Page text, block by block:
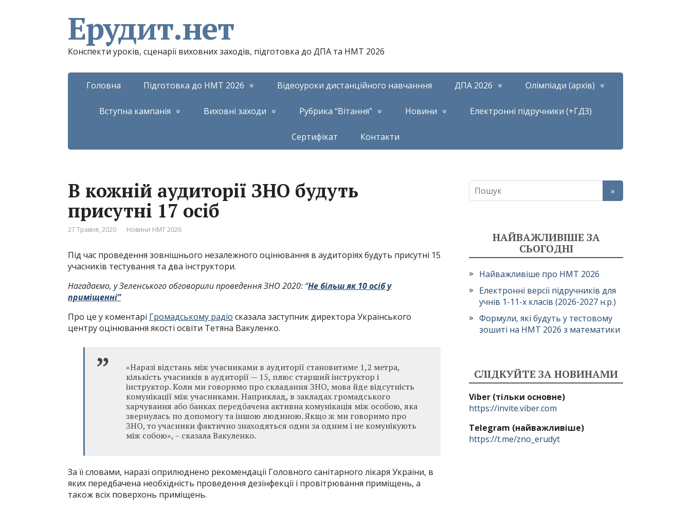
Ерудит.нет
Конспекти уроків, сценарії виховних заходів, підготовка до ДПА та НМТ 2026
Головна Підготовка до НМТ 2026 Відеоуроки дистанційного навчанння ДПА 2026 Олімпіади (архів)
Вступна кампанія Виховні заходи Рубрика “Вітання” Новини Електронні підручники (+ГДЗ)
Сертифікат Контакти
В кожній аудиторії ЗНО будуть
присутні 17 осіб
27 Травня, 2020 Новини НМТ 2026
Під час проведення зовнішнього незалежного оцінювання в аудиторіях будуть присутні 15
учасників тестування та два інструктори.
Нагадаємо, у Зеленського обговорили проведення ЗНО 2020: “Не більш як 10 осіб у
приміщенні”
Про це у коментарі Громадському радіо сказала заступник директора Українського
центру оцінювання якості освіти Тетяна Вакуленко.
«Наразі відстань між учасниками в аудиторії становитиме 1,2 метра,
кількість учасників в аудиторії — 15, плюс старший інструктор і
інструктор. Коли ми говоримо про складання ЗНО, мова йде відсутність
комунікації між учасниками. Наприклад, в закладах громадського
харчування або банках передбачена активна комунікація між особою, яка
звернулась по допомогу та іншою людиною. Якщо ж ми говоримо про
ЗНО, то учасники фактично знаходяться один за одним і не комунікують
між собою», – сказала Вакуленко.
За її словами, наразі оприлюднено рекомендації Головного санітарного лікаря України, в
яких передбачена необхідність проведення дезінфекції і провітрювання приміщень, а
також всіх поверхонь приміщень.
НАЙВАЖЛИВІШЕ ЗА
СЬОГОДНІ
Найважливіше про НМТ 2026
Електронні версії підручників для
учнів 1-11-х класів (2026-2027 н.р.)
Формули, які будуть у тестовому
зошиті на НМТ 2026 з математики
СЛІДКУЙТЕ ЗА НОВИНАМИ
Viber (тільки основне)
https://invite.viber.com
Telegram (найважливіше)
https://t.me/zno_erudyt